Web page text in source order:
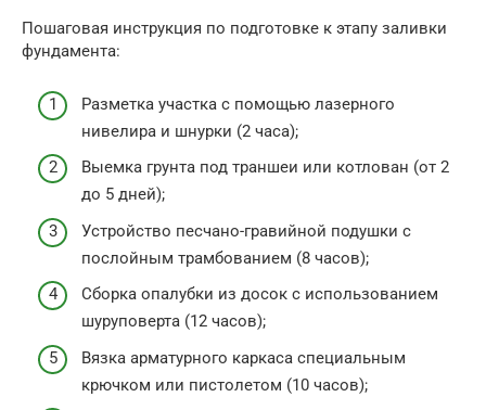
Пошаговая инструкция по подготовке к этапу заливки
фундамента:
Разметка участка с помощью лазерного
нивелира и шнурки (2 часа);
Выемка грунта под траншеи или котлован (от 2
до 5 дней);
Устройство песчано-гравийной подушки с
послойным трамбованием (8 часов);
Сборка опалубки из досок с использованием
шуруповерта (12 часов);
Вязка арматурного каркаса специальным
крючком или пистолетом (10 часов);